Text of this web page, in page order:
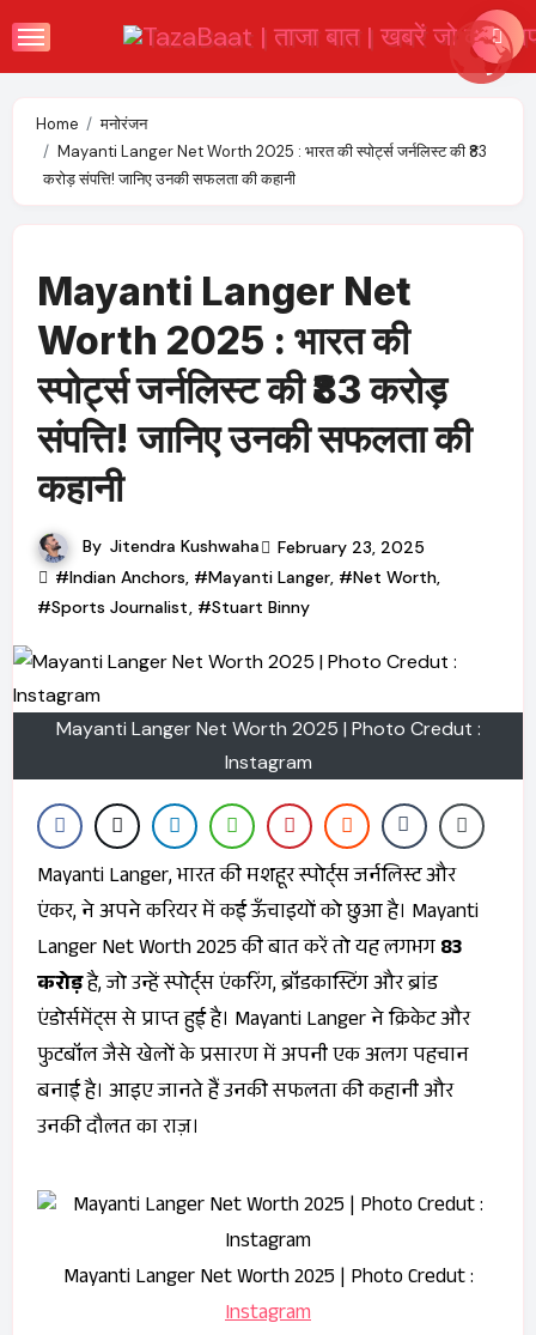
to
Home
मनोरंजन
Mayanti Langer Net Worth 2025 : भारत की स्पोर्ट्स जर्नलिस्ट की ₹83
करोड़ संपत्ति! जानिए उनकी सफलता की कहानी
Mayanti Langer Net
Worth 2025 : भारत की
स्पोर्ट्स जर्नलिस्ट की ₹83 करोड़
संपत्ति! जानिए उनकी सफलता की
कहानी
By Jitendra Kushwaha
February 23, 2025
#Indian Anchors, #Mayanti Langer, #Net Worth,
#Sports Journalist, #Stuart Binny
Mayanti Langer Net Worth 2025 | Photo Credut :
Instagram
Mayanti Langer, भारत की मशहूर स्पोर्ट्स जर्नलिस्ट और
एंकर, ने अपने करियर में कई ऊँचाइयों को छुआ है। Mayanti
Langer Net Worth 2025 की बात करें तो यह लगभग₹83
करोड़है, जो उन्हें स्पोर्ट्स एंकरिंग, ब्रॉडकास्टिंग और ब्रांड
एंडोर्समेंट्स से प्राप्त हुई है। Mayanti Langer ने क्रिकेट और
फुटबॉल जैसे खेलों के प्रसारण में अपनी एक अलग पहचान
बनाई है। आइए जानते हैं उनकी सफलता की कहानी और
उनकी दौलत का राज़।
Mayanti Langer Net Worth 2025 | Photo Credut :
Instagram